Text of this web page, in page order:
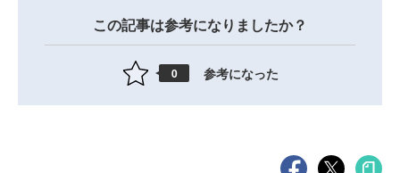
この記事は参考になりましたか？
0 参考になった